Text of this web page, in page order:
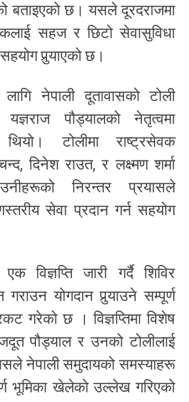
बताइएको छ। यसले दूरदराजमा
सहज र छिटो सेवासुविधा
पुर्‍याएको छ।
नेपाली दूतावासको टोली
यज्ञराज पौड्यालको नेतृत्वमा
थियो। टोलीमा राष्ट्रसेवक
दिनेश राउत, र लक्ष्मण शर्मा
निरन्तर प्रयासले
सेवा प्रदान गर्न सहयोग
विज्ञप्ति जारी गर्दै शिविर
योगदान पुर्‍याउने सम्पूर्ण
गरेको छ । विज्ञप्तिमा विशेष
पौड्याल र उनको टोलीलाई
नेपाली समुदायको समस्याहरू
भूमिका खेलेको उल्लेख गरिएको